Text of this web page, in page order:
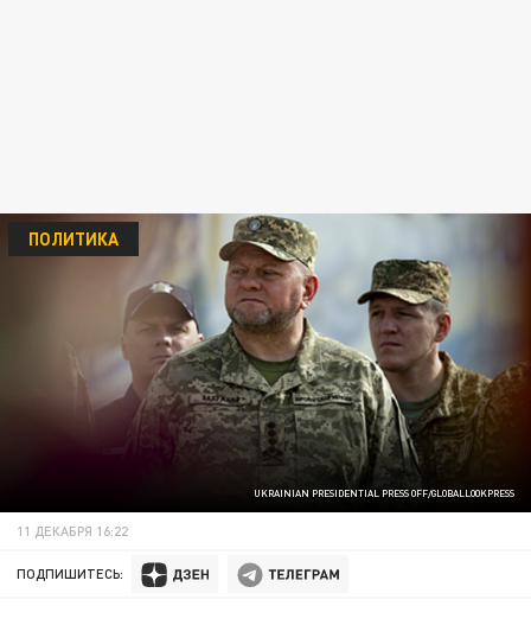
UKRAINIAN PRESIDENTIAL PRESS OFF/GLOBALLOOKPRESS
ПОЛИТИКА
11 ДЕКАБРЯ 16:22
ПОДПИШИТЕСЬ: